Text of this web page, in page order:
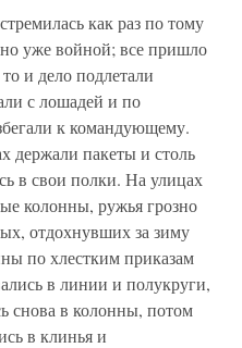
как раз по тому
уже войной; все пришло
и дело подлетали
с лошадей и по
к командующему.
держали пакеты и столь
в свои полки. На улицах
колонны, ружья грозно
отдохнувших за зиму
по хлестким приказам
в линии и полукруги,
снова в колонны, потом
в клинья и